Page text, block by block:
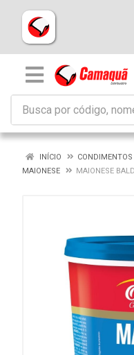
INÍCIO
MAIONESE
MAIONESE